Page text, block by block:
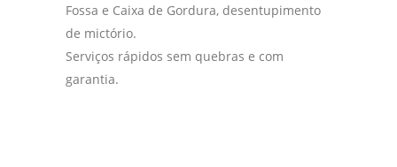
Fossa e Caixa de Gordura, desentupimento
de mictório.
Serviços rápidos sem quebras e com
garantia.